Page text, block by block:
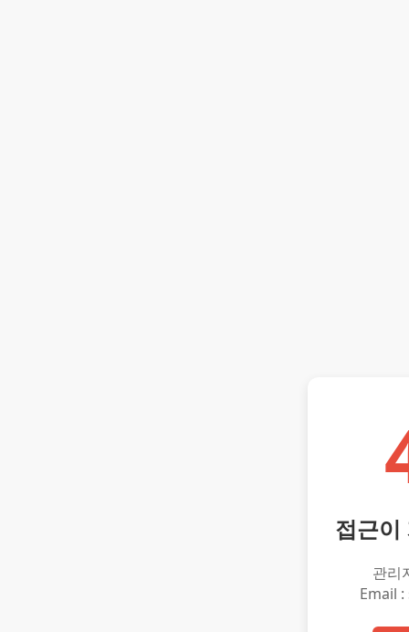
접근이
관리
Email